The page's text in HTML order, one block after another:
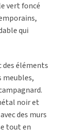
vert foncé
qui
des éléments
meubles,
noir et
des murs
tout en